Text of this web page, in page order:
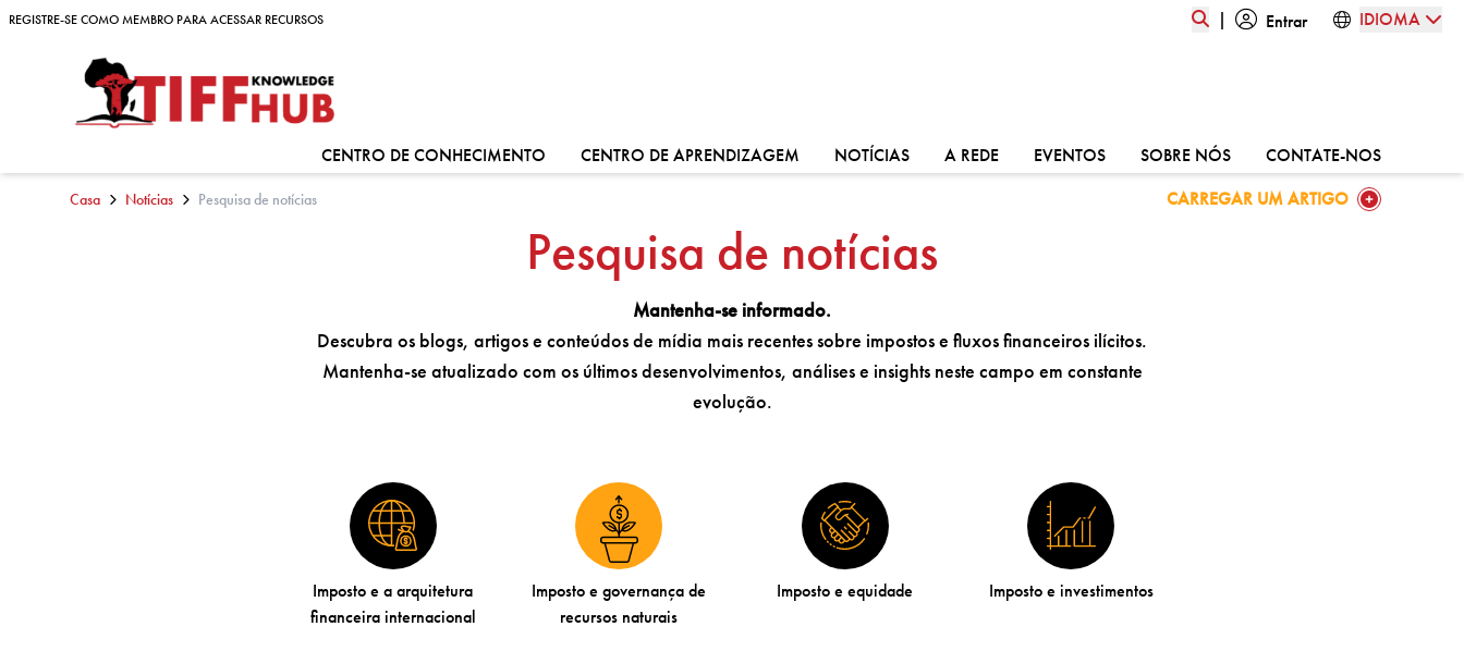
Skip to content
REGISTRE-SE COMO MEMBRO PARA ACESSAR RECURSOS
REGISTRE-SE COMO MEMBRO PARA ACESSAR RECURSOS | Entrar IDIOMA
CENTRO DE CONHECIMENTO VÁ PARA:
CENTRO DE APRENDIZAGEM VÁ PARA:
NOTÍCIASVÁ PARA:
A REDEVÁ PARA:EVENTOSVÁ PARA:SOBRE NÓSVÁ PARA:CONTATE-NOSVÁ PARA:
Casa Notícias Pesquisa de notícias CARREGAR UM ARTIGO
GO TO:
Pesquisa de notícias
Mantenha-se informado.
Descubra os blogs, artigos e conteúdos de mídia mais recentes sobre impostos e fluxos financeiros ilícitos.
Mantenha-se atualizado com os últimos desenvolvimentos, análises e insights neste campo em constante
evolução.
Imposto e a arquitetura
financeira internacional
Imposto e governança de
recursos naturais
Imposto e equidade Imposto e investimentos